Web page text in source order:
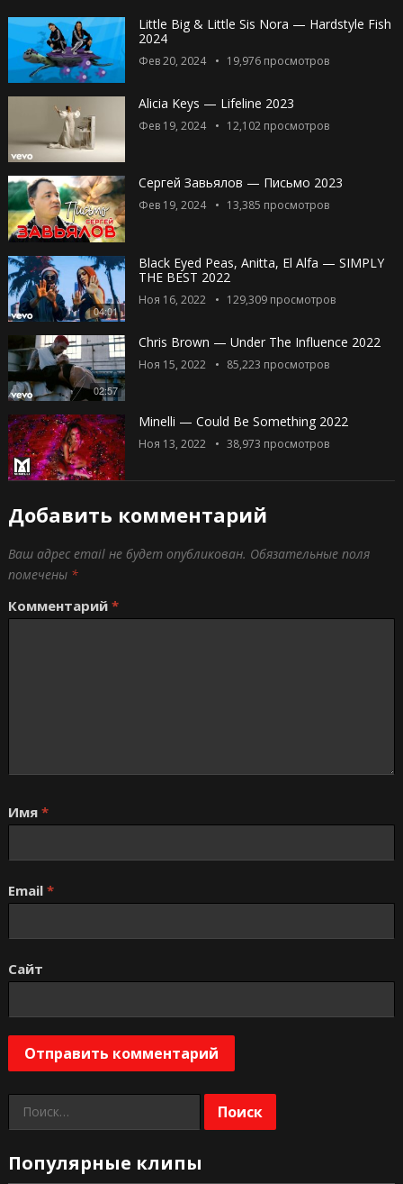
Little Big & Little Sis Nora — Hardstyle Fish
2024
Фев 20, 2024 19,976просмотров
Alicia Keys — Lifeline 2023
Фев 19, 2024 12,102просмотров
Сергей Завьялов — Письмо 2023
Фев 19, 2024 13,385 просмотров
04:01
Black Eyed Peas, Anitta, El Alfa — SIMPLY
THE BEST 2022
Ноя 16, 2022 129,309просмотров
02:57
Chris Brown — Under The Influence 2022
Ноя 15, 2022 85,223 просмотров
Minelli — Could Be Something 2022
Ноя 13, 2022 38,973 просмотров
Добавить комментарий
Ваш адрес email не будет опубликован. Обязательные поля
помечены *
Комментарий *
Имя *
Email *
Сайт
Найти:
Популярные клипы